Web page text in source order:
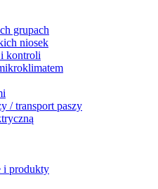
grupach
niosek
i kontroli
/ transport paszy
i produkty